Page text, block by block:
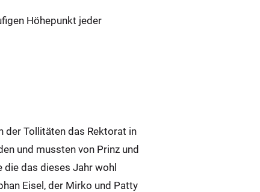
Höhepunkt jeder
der Tollitäten das Rektorat in
und mussten von Prinz und
die das dieses Jahr wohl
Eisel, der Mirko und Patty